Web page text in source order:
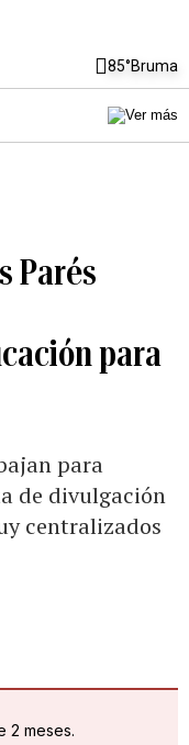
85°Bruma
Parés
para
para
de divulgación
centralizados
2 meses.